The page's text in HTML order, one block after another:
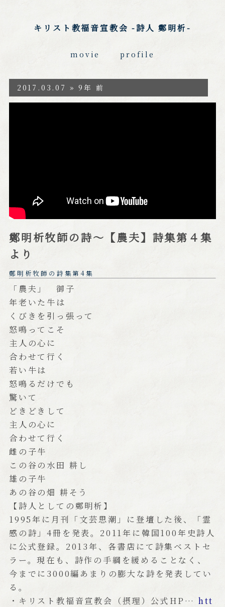
キリスト教福音宣教会 -詩人 鄭明析-
movie profile
2017.03.07 » 9年 前
鄭明析牧師の詩～【農夫】詩集第４集
より
鄭明析牧師の詩集第4集
「農夫」 御子
年老いた牛は
くびきを引っ張って
怒鳴ってこそ
主人の心に
合わせて行く
若い牛は
怒鳴るだけでも
驚いて
どきどきして
主人の心に
合わせて行く
雌の子牛
この谷の水田 耕し
雄の子牛
あの谷の畑 耕そう
【詩人としての鄭明析】
1995年に月刊「文芸思潮」に登壇した後、「霊
感の詩」4冊を発表。2011年に韓国100年史詩人
に公式登録。2013年、各書店にて詩集ベストセ
ラー。現在も、詩作の手綱を緩めることなく、
今までに3000編あまりの膨大な詩を発表してい
る。
・キリスト教福音宣教会（摂理）公式HP… htt